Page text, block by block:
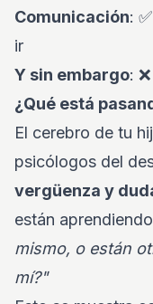
Comunicación:
ir
Y sin embargo:
¿Qué está
El cerebro de tu
psicólogos del
vergüenza y
están
mismo, o están
mí?"